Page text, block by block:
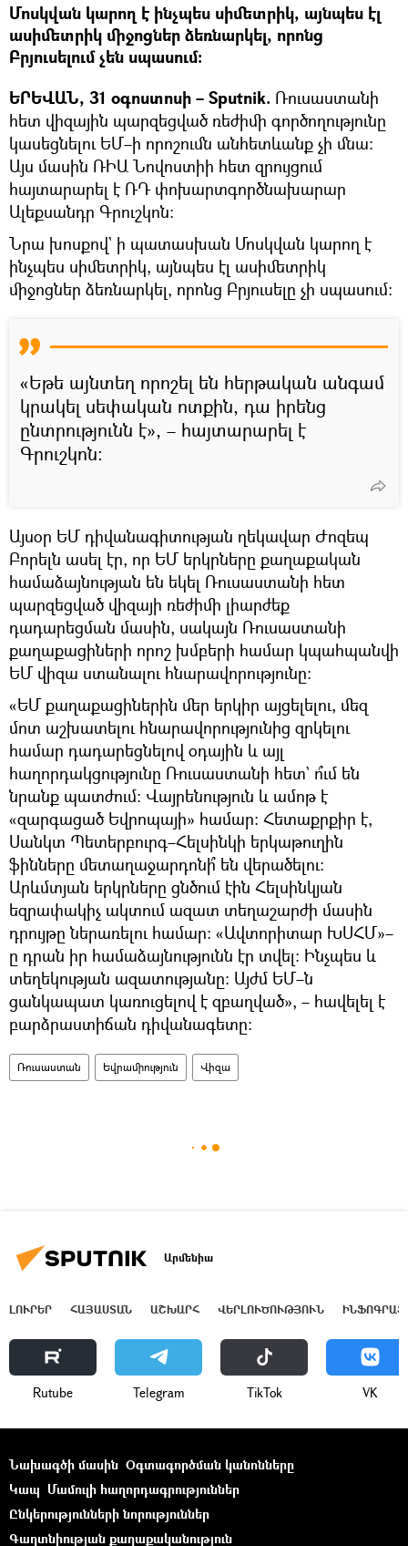
Մոսկվան կարող է ինչպես սիմետրիկ, այնպես էլ
ասիմետրիկ միջոցներ ձեռնարկել, որոնց
Բրյուսելում չեն սպասում։
ԵՐԵՎԱՆ, 31 օգոստոսի – Sputnik. Ռուսաստանի
հետ վիզային պարզեցված ռեժիմի գործողությունը
կասեցնելու ԵՄ–ի որոշումն անհետևանք չի մնա։
Այս մասին ՌԻԱ Նովոստիի հետ զրույցում
հայտարարել է ՌԴ փոխարտգործնախարար
Ալեքսանդր Գրուշկոն։
Նրա խոսքով` ի պատասխան Մոսկվան կարող է
ինչպես սիմետրիկ, այնպես էլ ասիմետրիկ
միջոցներ ձեռնարկել, որոնց Բրյուսելը չի սպասում։
«Եթե այնտեղ որոշել են հերթական անգամ
կրակել սեփական ոտքին, դա իրենց
ընտրությունն է», – հայտարարել է
Գրուշկոն։
Այսօր ԵՄ դիվանագիտության ղեկավար Ժոզեպ
Բորելն ասել էր, որ ԵՄ երկրները քաղաքական
համաձայնության են եկել Ռուսաստանի հետ
պարզեցված վիզայի ռեժիմի լիարժեք
դադարեցման մասին, սակայն Ռուսաստանի
քաղաքացիների որոշ խմբերի համար կպահպանվի
ԵՄ վիզա ստանալու հնարավորությունը։
«ԵՄ քաղաքացիներին մեր երկիր այցելելու, մեզ
մոտ աշխատելու հնարավորությունից զրկելու
համար դադարեցնելով օդային և այլ
հաղորդակցությունը Ռուսաստանի հետ` ո՞ւմ են
նրանք պատժում։ Վայրենություն և ամոթ է
«զարգացած Եվրոպայի» համար։ Հետաքրքիր է,
Սանկտ Պետերբուրգ–Հելսինկի երկաթուղին
ֆինները մետաղաջարդոնի՞ են վերածելու։
Արևմտյան երկրները ցնծում էին Հելսինկյան
եզրափակիչ ակտում ազատ տեղաշարժի մասին
դրույթը ներառելու համար։ «Ավտորիտար ԽՍՀՄ»–
ը դրան իր համաձայնությունն էր տվել։ Ինչպես և
տեղեկության ազատությանը։ Այժմ ԵՄ–ն
ցանկապատ կառուցելով է զբաղված», – հավելել է
բարձրաստիճան դիվանագետը։
Ռուսաստան Եվրամիություն Վիզա
Արմենիա
ԼՈՒՐԵՐ ՀԱՅԱՍՏԱՆ ԱՇԽԱՐՀ ՎԵՐԼՈՒԾՈՒԹՅՈՒՆ
Rutube Telegram ТikТоk VK
Նախագծի մասին Օգտագործման կանոնները
Կապ Մամուլի հաղորդագրություններ
Ընկերությունների նորություններ
Գաղտնիության քաղաքականություն